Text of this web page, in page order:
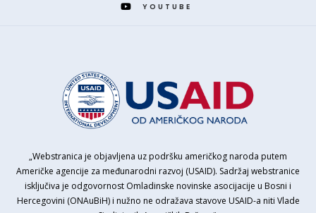
YOUTUBE
„Webstranica je objavljena uz podršku američkog naroda putem
Američke agencije za međunarodni razvoj (USAID). Sadržaj webstranice
isključiva je odgovornost Omladinske novinske asocijacije u Bosni i
Hercegovini (ONAuBiH) i nužno ne odražava stavove USAID-a niti Vlade